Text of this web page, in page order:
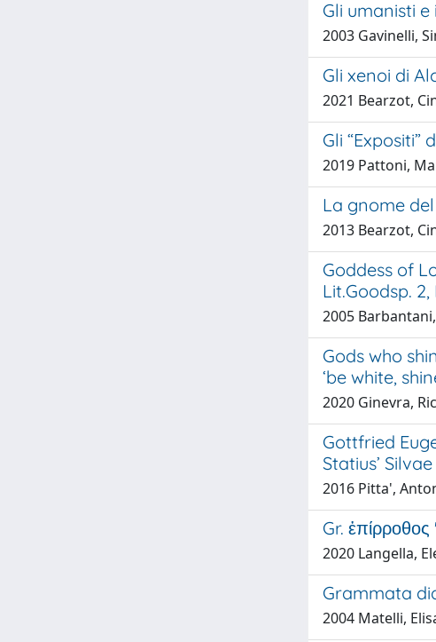
Gli umanisti e
2003 Gavinelli,
Gli xenoi di
2021 Bearzot,
Gli
2019 Pattoni,
La gnome
2013 Bearzot,
Goddess of
Lit.Goodsp. 2,
2005
Gods who
‘be white,
2020 Ginevra,
Gottfried
Statius’ Silvae
2016 Pitta',
Gr.
2020 Langella,
Grammata
2004 Matelli,